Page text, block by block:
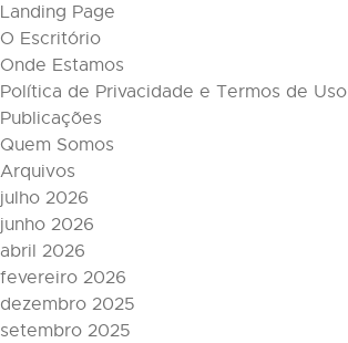
Landing Page
O Escritório
Onde Estamos
Política de Privacidade e Termos de Uso
Publicações
Quem Somos
Arquivos
julho 2026
junho 2026
abril 2026
fevereiro 2026
dezembro 2025
setembro 2025